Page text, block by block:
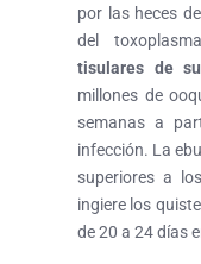
por las heces
del
tisulares de
millones de
semanas a
infección. La
superiores a
ingiere los
de 20 a 24 días